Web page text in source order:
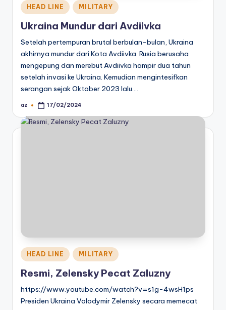
Posted
in
HEAD LINE MILITARY
Ukraina Mundur dari Avdiivka
Setelah pertempuran brutal berbulan-bulan, Ukraina
akhirnya mundur dari Kota Avdiivka. Rusia berusaha
mengepung dan merebut Avdiivka hampir dua tahun
setelah invasi ke Ukraina. Kemudian mengintesifkan
serangan sejak Oktober 2023 lalu.…
Posted
az 17/02/2024
Posted
in
HEAD LINE MILITARY
Resmi, Zelensky Pecat Zaluzny
https://www.youtube.com/watch?v=s1g-4wsH1ps
Presiden Ukraina Volodymir Zelensky secara memecat